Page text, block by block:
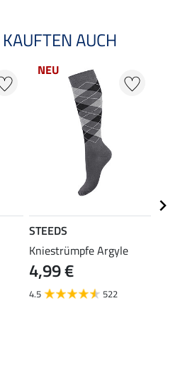
AUCH
NEU
STEEDS
Kniestrümpfe Argyle
4,99 €
4.5 522